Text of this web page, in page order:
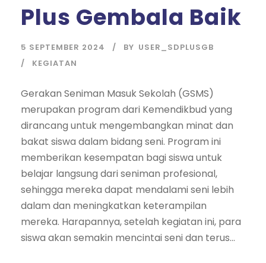
Plus Gembala Baik
5 SEPTEMBER 2024 BY USER_SDPLUSGB
KEGIATAN
Gerakan Seniman Masuk Sekolah (GSMS)
merupakan program dari Kemendikbud yang
dirancang untuk mengembangkan minat dan
bakat siswa dalam bidang seni. Program ini
memberikan kesempatan bagi siswa untuk
belajar langsung dari seniman profesional,
sehingga mereka dapat mendalami seni lebih
dalam dan meningkatkan keterampilan
mereka. Harapannya, setelah kegiatan ini, para
siswa akan semakin mencintai seni dan terus...